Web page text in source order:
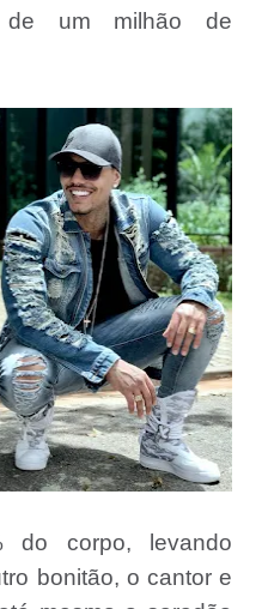
de um milhão de
do corpo, levando
bonitão, o cantor e